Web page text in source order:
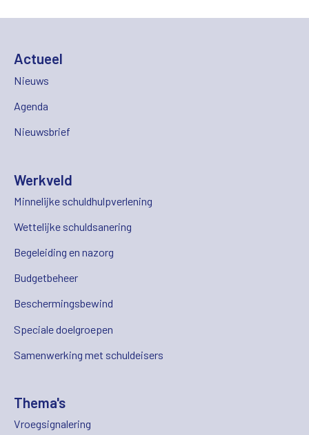
Actueel
Nieuws
Agenda
Nieuwsbrief
Werkveld
Minnelijke schuldhulpverlening
Wettelijke schuldsanering
Begeleiding en nazorg
Budgetbeheer
Beschermingsbewind
Speciale doelgroepen
Samenwerking met schuldeisers
Thema's
Vroegsignalering